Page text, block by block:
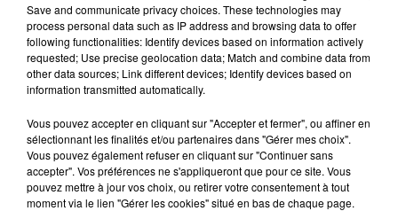
TITRES DIFFUSÉS
18h08
18h08 18h04
18h04
Save and communicate privacy choices. These technologies may
process personal data such as IP address and browsing data to offer
following functionalities: Identify devices based on information actively
requested; Use precise geolocation data; Match and combine data from
other data sources; Link different devices; Identify devices based on
information transmitted automatically.
Vous pouvez accepter en cliquant sur "Accepter et fermer", ou affiner en
sélectionnant les finalités et/ou partenaires dans "Gérer mes choix".
Vous pouvez également refuser en cliquant sur "Continuer sans
accepter". Vos préférences ne s'appliqueront que pour ce site. Vous
pouvez mettre à jour vos choix, ou retirer votre consentement à tout
moment via le lien "Gérer les cookies" situé en bas de chaque page.